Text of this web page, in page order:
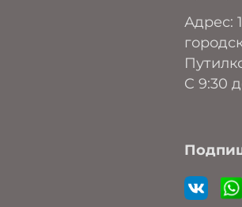
Адрес:
C 9:30